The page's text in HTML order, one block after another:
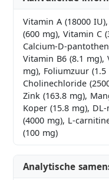
Vitamin A (18000
(600 mg), Vitamin C
Calcium-D-
Vitamin B6 (8.1 mg),
mg), Foliumzuur
Cholinechloride
Zink (163.8 mg),
Koper (15.8 mg),
(4000 mg), L-
(100 mg)
Analytische